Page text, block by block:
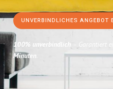
UNVERBINDLICHES ANGEBOT
100% unverbindlich – Garantiert
Minuten.